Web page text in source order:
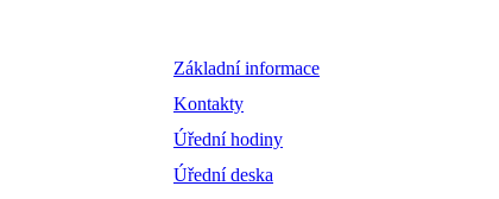
Základní informace
Kontakty
Úřední hodiny
Úřední deska